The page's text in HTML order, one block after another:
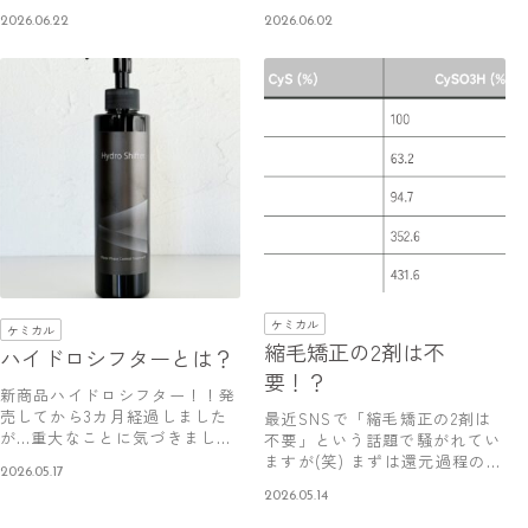
2026.06.22 2026.06.02
ケミカル
ハイドロシフターとは？
新商品ハイドロシフター！！発
売してから3カ月経過しました
が…重大なことに気づきまし
2026.05.17
ケミカル
縮毛矯正の2剤は不
要！？
最近SNSで「縮毛矯正の2剤は
不要」という話題で騒がれてい
ますが(笑) まずは還元過程の平
2026.05.14